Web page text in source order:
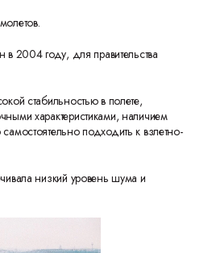
2004 году, для правительства
стабильностью в полете,
характеристиками, наличием
подходить к взлетно-
низкий уровень шума и